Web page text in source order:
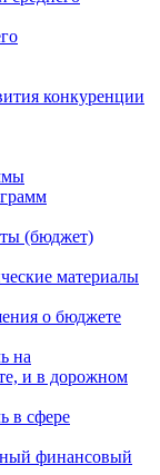
конкуренции
(бюджет)
материалы
о бюджете
на
и в дорожном
в сфере
финансовый